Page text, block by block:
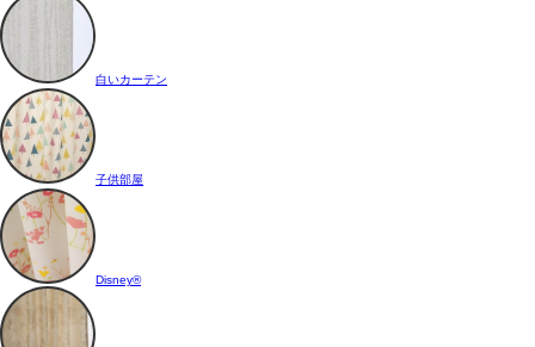
白いカーテン
子供部屋
Disney®